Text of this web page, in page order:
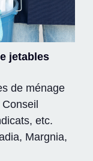
jetables
de ménage
etc.
Margnia,